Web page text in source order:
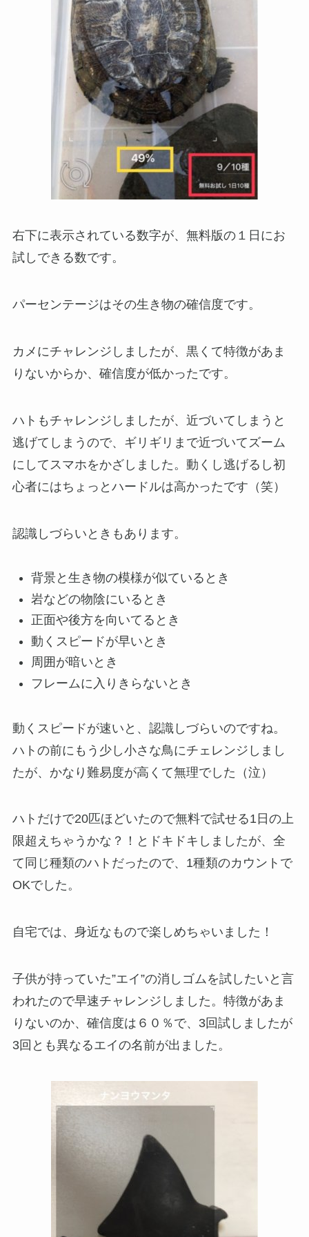
右下に表示されている数字が、無料版の１日にお
試しできる数です。
パーセンテージはその生き物の確信度です。
カメにチャレンジしましたが、黒くて特徴があま
りないからか、確信度が低かったです。
ハトもチャレンジしましたが、近づいてしまうと
逃げてしまうので、ギリギリまで近づいてズーム
にしてスマホをかざしました。動くし逃げるし初
心者にはちょっとハードルは高かったです（笑）
認識しづらいときもあります。
背景と生き物の模様が似ているとき
岩などの物陰にいるとき
正面や後方を向いてるとき
動くスピードが早いとき
周囲が暗いとき
フレームに入りきらないとき
動くスピードが速いと、認識しづらいのですね。
ハトの前にもう少し小さな鳥にチェレンジしまし
たが、かなり難易度が高くて無理でした（泣）
ハトだけで20匹ほどいたので無料で試せる1日の上
限超えちゃうかな？！とドキドキしましたが、全
て同じ種類のハトだったので、1種類のカウントで
OKでした。
自宅では、身近なもので楽しめちゃいました！
子供が持っていた”エイ”の消しゴムを試したいと言
われたので早速チャレンジしました。特徴があま
りないのか、確信度は６０％で、3回試しましたが
3回とも異なるエイの名前が出ました。